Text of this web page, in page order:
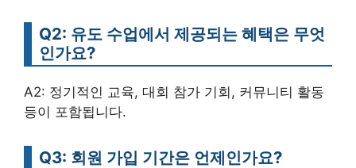
Q2: 유도 수업에서 제공되는 혜택은 무엇
인가요?
A2: 정기적인 교육, 대회 참가 기회, 커뮤니티 활동
등이 포함됩니다.
Q3: 회원 가입 기간은 언제인가요?